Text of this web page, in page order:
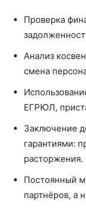
Проверка
Анализ
смена
ЕГРЮЛ,
Заключение
гарантиями:
расторжения.
Постоянный
партнёров, а